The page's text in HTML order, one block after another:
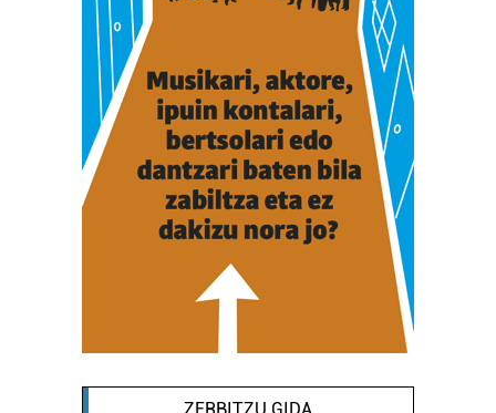
dezakezun ikusteko.
Lortu zure datu pertsonalak prozesatzeko moduari
buruzko informazio gehiago eta ezarri zure lehentasunak
datuen atalean. Edozein unetan alda edo ken dezakezu
zure baimena Cookieen adierazpenean.
Webgune honek cookie propioak eta hirugarrenen cookie-
fitxategiak erabiltzen ditu. Zure esperientzia eta
zerbitzuak hobetzeko asmoz, cookie teknologiaz
baliatzen gara. Ohar hau onartuz gero, teknologia hori
erabiltzeko baimen esplizitua ematen diguzu.
Gehiago